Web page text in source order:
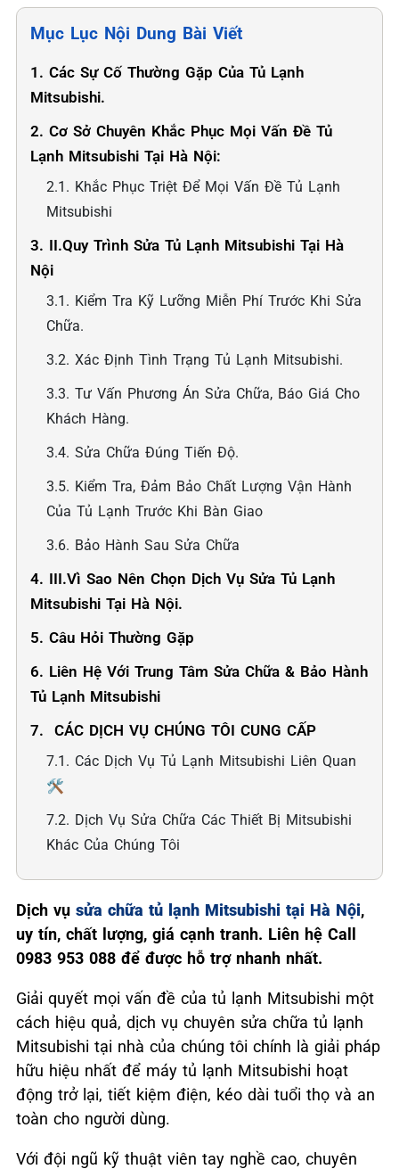
Mục Lục Nội Dung Bài Viết
1. Các Sự Cố Thường Gặp Của Tủ Lạnh
Mitsubishi.
2. Cơ Sở Chuyên Khắc Phục Mọi Vấn Đề Tủ
Lạnh Mitsubishi Tại Hà Nội:
2.1. Khắc Phục Triệt Để Mọi Vấn Đề Tủ Lạnh
Mitsubishi
3. II.Quy Trình Sửa Tủ Lạnh Mitsubishi Tại Hà
Nội
3.1. Kiểm Tra Kỹ Lưỡng Miễn Phí Trước Khi Sửa
Chữa.
3.2. Xác Định Tình Trạng Tủ Lạnh Mitsubishi.
3.3. Tư Vấn Phương Án Sửa Chữa, Báo Giá Cho
Khách Hàng.
3.4. Sửa Chữa Đúng Tiến Độ.
3.5. Kiểm Tra, Đảm Bảo Chất Lượng Vận Hành
Của Tủ Lạnh Trước Khi Bàn Giao
3.6. Bảo Hành Sau Sửa Chữa
4. III.Vì Sao Nên Chọn Dịch Vụ Sửa Tủ Lạnh
Mitsubishi Tại Hà Nội.
5. Câu Hỏi Thường Gặp
6. Liên Hệ Với Trung Tâm Sửa Chữa & Bảo Hành
Tủ Lạnh Mitsubishi
7. ️ CÁC DỊCH VỤ CHÚNG TÔI CUNG CẤP
7.1. Các Dịch Vụ Tủ Lạnh Mitsubishi Liên Quan
🛠️
7.2. Dịch Vụ Sửa Chữa Các Thiết Bị Mitsubishi
Khác Của Chúng Tôi
Dịch vụ sửa chữa tủ lạnh Mitsubishi tại Hà Nội,
uy tín, chất lượng, giá cạnh tranh. Liên hệ Call
0983 953 088 để được hỗ trợ nhanh nhất.
Giải quyết mọi vấn đề của tủ lạnh Mitsubishi một
cách hiệu quả, dịch vụ chuyên sửa chữa tủ lạnh
Mitsubishi tại nhà của chúng tôi chính là giải pháp
hữu hiệu nhất để máy tủ lạnh Mitsubishi hoạt
động trở lại, tiết kiệm điện, kéo dài tuổi thọ và an
toàn cho người dùng.
Với đội ngũ kỹ thuật viên tay nghề cao, chuyên